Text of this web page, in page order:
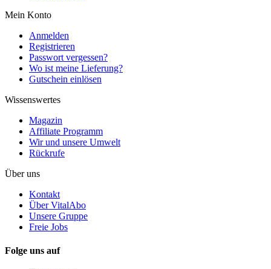
Mein Konto
Anmelden
Registrieren
Passwort vergessen?
Wo ist meine Lieferung?
Gutschein einlösen
Wissenswertes
Magazin
Affiliate Programm
Wir und unsere Umwelt
Rückrufe
Über uns
Kontakt
Über VitalAbo
Unsere Gruppe
Freie Jobs
Folge uns auf